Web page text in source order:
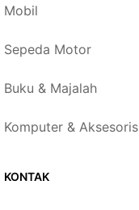
Mobil
Sepeda Motor
Buku & Majalah
Komputer & Aksesoris
KONTAK